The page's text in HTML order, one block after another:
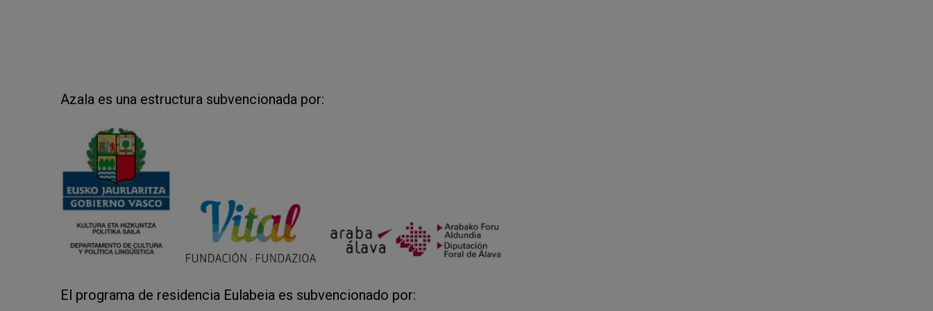
Azala es una estructura subvencionada por:
El programa de residencia Eulabeia es subvencionado por: